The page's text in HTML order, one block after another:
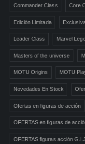
Commander Class Core
Edición Limitada
Leader Class Marvel
Masters of the universe
MOTU Origins MOTU
Novedades En Stock
Ofertas en figuras de acción
OFERTAS en figuras de
OFERTAS figuras acción